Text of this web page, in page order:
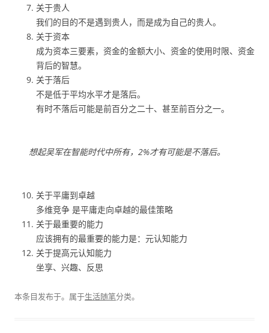
关于贵人
我们的目的不是遇到贵人，而是成为自己的贵人。
关于资本
成为资本三要素，资金的金额大小、资金的使用时限、资金
背后的智慧。
关于落后
不是低于平均水平才是落后。
有时不落后可能是前百分之二十、甚至前百分之一。
想起吴军在智能时代中所有，2%才有可能是不落后。
关于平庸到卓越
多维竞争 是平庸走向卓越的最佳策略
关于最重要的能力
应该拥有的最重要的能力是：元认知能力
关于提高元认知能力
坐享、兴趣、反思
本条目发布于。属于生活随笔分类。